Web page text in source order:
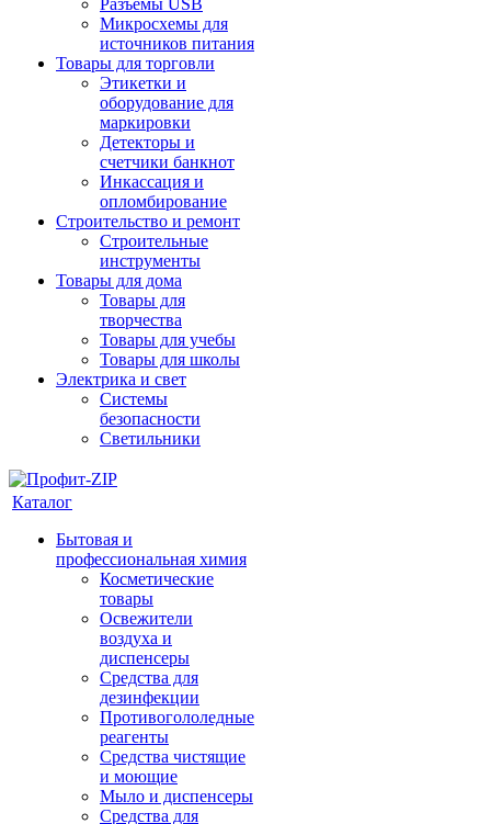
Разъемы USB
Микросхемы для
источников питания
Товары для торговли
Этикетки и
оборудование для
маркировки
Детекторы и
счетчики банкнот
Инкассация и
опломбирование
Строительство и ремонт
Строительные
инструменты
Товары для дома
Товары для
творчества
Товары для учебы
Товары для школы
Электрика и свет
Системы
безопасности
Светильники
Каталог
Бытовая и
профессиональная химия
Косметические
товары
Освежители
воздуха и
диспенсеры
Средства для
дезинфекции
Противогололедные
реагенты
Средства чистящие
и моющие
Мыло и диспенсеры
Средства для